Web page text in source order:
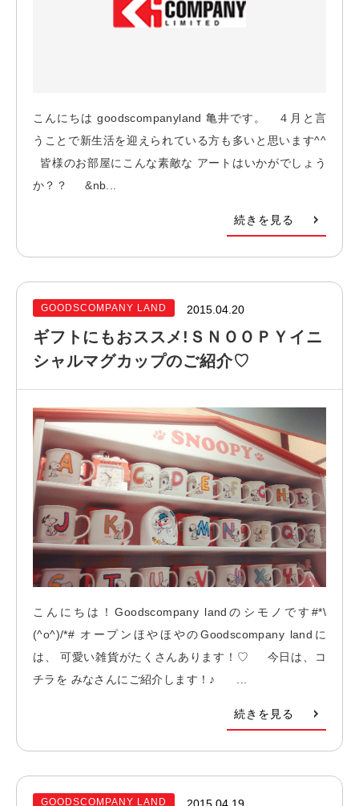
こんにちは goodscompanyland 亀井です。 ４月と言
うことで新生活を迎えられている方も多いと思います^^
皆様のお部屋にこんな素敵な アートはいかがでしょう
か？？ &nb...
続きを見る
GOODSCOMPANY LAND 2015.04.20
ギフトにもおススメ!ＳＮＯＯＰＹイニ
シャルマグカップのご紹介♡
こんにちは！Goodscompany landのシモノです#*\
(^o^)/*# オープンほやほやのGoodscompany landに
は、 可愛い雑貨がたくさんあります！♡ 今日は、コ
チラを みなさんにご紹介します！♪ ...
続きを見る
GOODSCOMPANY LAND